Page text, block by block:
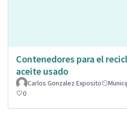
Contenedores para el
aceite usado
Carlos Gonzalez Exposito
0